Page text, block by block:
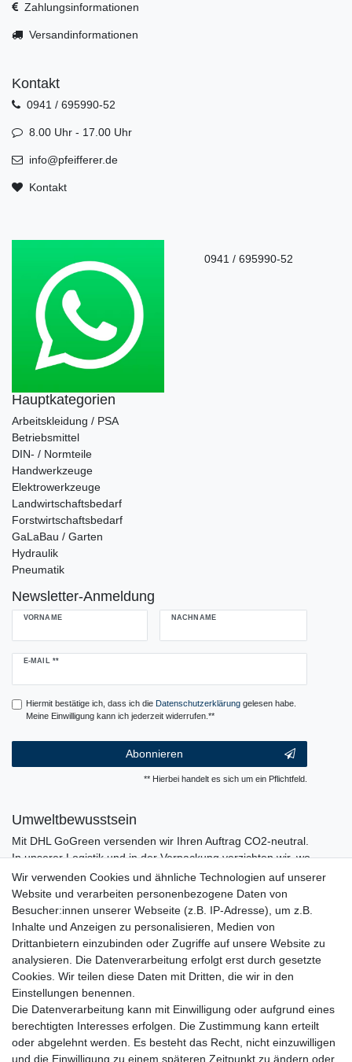
Zahlungsinformationen
Versandinformationen
Kontakt
0941 / 695990-52
8.00 Uhr - 17.00 Uhr
info@pfeifferer.de
Kontakt
0941 / 695990-52
Hauptkategorien
Arbeitskleidung / PSA
Betriebsmittel
DIN- / Normteile
Handwerkzeuge
Elektrowerkzeuge
Landwirtschaftsbedarf
Forstwirtschaftsbedarf
GaLaBau / Garten
Hydraulik
Pneumatik
Newsletter-Anmeldung
VORNAME NACHNAME
E-MAIL **
Newsletter
Hiermit bestätige ich, dass ich die Daten­schutz­erklärunggelesen habe.
Meine Einwilligung kann ich jederzeit widerrufen.**
Abonnieren
** Hierbei handelt es sich um ein Pflichtfeld.
Umweltbewusstsein
Mit DHL GoGreen versenden wir Ihren Auftrag CO2-neutral.
In unserer Logistik und in der Verpackung verzichten wir, wo
immer es möglich ist, auf den Einsatz von Kunststoffen und
Plastik.
Wir verwenden Cookies und ähnliche Technologien auf unserer
Website und verarbeiten personenbezogene Daten von
Besucher:innen unserer Webseite (z.B. IP-Adresse), um z.B.
Inhalte und Anzeigen zu personalisieren, Medien von
Drittanbietern einzubinden oder Zugriffe auf unsere Website zu
analysieren. Die Datenverarbeitung erfolgt erst durch gesetzte
Cookies. Wir teilen diese Daten mit Dritten, die wir in den
Einstellungen benennen.
Die Datenverarbeitung kann mit Einwilligung oder aufgrund eines
berechtigten Interesses erfolgen. Die Zustimmung kann erteilt
oder abgelehnt werden. Es besteht das Recht, nicht einzuwilligen
und die Einwilligung zu einem späteren Zeitpunkt zu ändern oder